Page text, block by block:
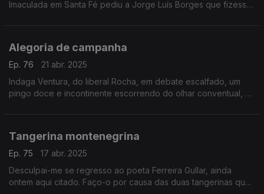
Imaculada em Santa Fé pediu a Jorge Luís Borges que fizesse
Alegoria de campanha
Ep. 76
21 abr. 2025
Indaga Ventura, do liberal Rocha, em debate escalfado, um
pingo doce e incontinente escorrendo do olhar conventual, o
Tangerina montenegrina
Ep. 75
17 abr. 2025
Desculpai-me se regresso ao poeta Ferreira Gullar, ainda
ontem aqui citado. Faço-o por causa das duas tangerinas que